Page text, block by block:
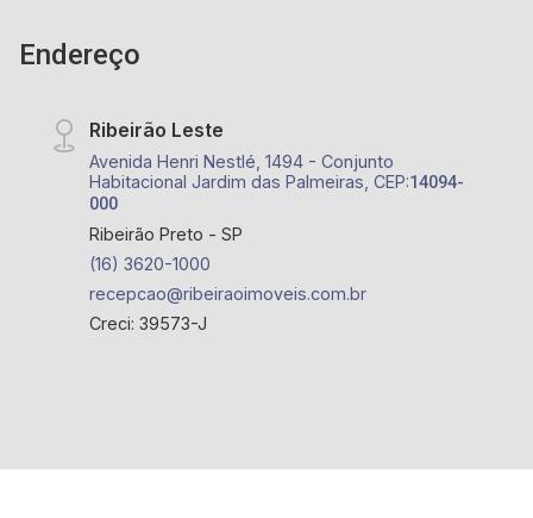
Endereço
Ribeirão Leste
Avenida Henri Nestlé, 1494 - Conjunto
Habitacional Jardim das Palmeiras, CEP:14094-
000
Ribeirão Preto - SP
(16) 3620-1000
recepcao@ribeiraoimoveis.com.br
Creci: 39573-J